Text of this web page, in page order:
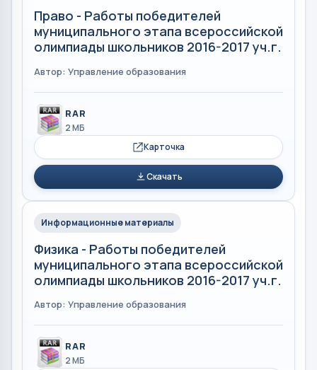
Право - Работы победителей
муниципального этапа всероссийской
олимпиады школьников 2016-2017 уч.г.
Автор: Управление образования
RAR
2 МБ
Карточка
Скачать
Информационные материалы
Физика - Работы победителей
муниципального этапа всероссийской
олимпиады школьников 2016-2017 уч.г.
Автор: Управление образования
RAR
2 МБ